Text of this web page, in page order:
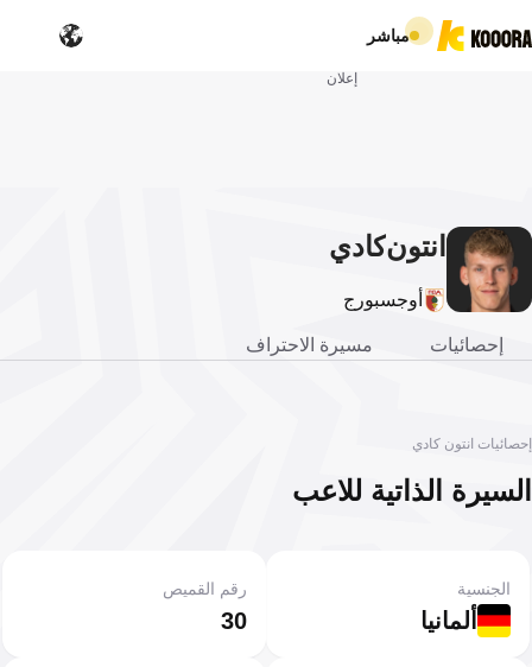
مباشر
إعلان
انتونكادي
أوجسبورج
إحصائيات مسيرة الاحتراف
إحصائيات انتون كادي
السيرة الذاتية للاعب
ألمانيا
الجنسية
30
رقم القميص